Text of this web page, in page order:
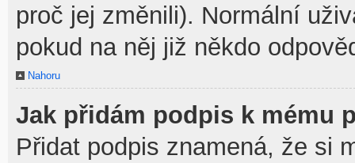
proč jej změnili). Normální
pokud na něj již někdo
Nahoru
Jak přidám podpis k mému
Přidat podpis znamená, že si